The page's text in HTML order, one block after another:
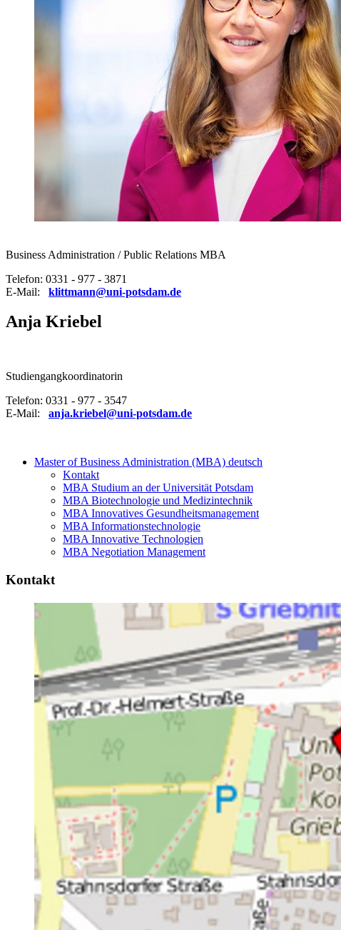
Business Administration / Public Relations MBA
Telefon: 0331 - 977 - 3871
E-Mail: klittmann@uni-potsdam.de
Anja Kriebel
Studiengangkoordinatorin
Telefon: 0331 - 977 - 3547
E-Mail: anja.kriebel@uni-potsdam.de
Master of Business Administration (MBA) deutsch
Kontakt
MBA Studium an der Universität Potsdam
MBA Biotechnologie und Medizintechnik
MBA Innovatives Gesundheitsmanagement
MBA Informationstechnologie
MBA Innovative Technologien
MBA Negotiation Management
Kontakt